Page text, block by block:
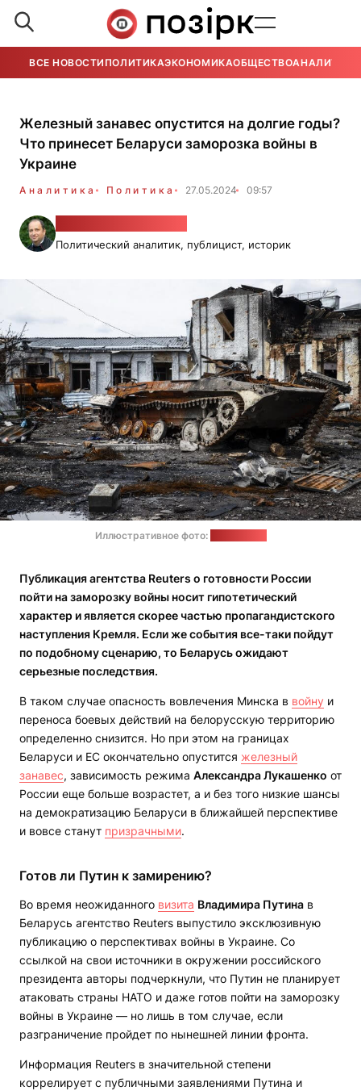
ВСЕ НОВОСТИ ПОЛИТИКАЭКОНОМИКАОБЩЕСТВОАНАЛИТИКА
Железный занавес опустится на долгие годы?
Что принесет Беларуси заморозка войны в
Украине
Аналитика Политика 27.05.2024 09:57
Политический аналитик, публицист, историк
Иллюстративное фото:
Публикация агентства Reuters о готовности России
пойти на заморозку войны носит гипотетический
характер и является скорее частью пропагандистского
наступления Кремля. Если же события все-таки пойдут
по подобному сценарию, то Беларусь ожидают
серьезные последствия.
В таком случае опасность вовлечения Минска в войну и
переноса боевых действий на белорусскую территорию
определенно снизится. Но при этом на границах
Беларуси и ЕС окончательно опустится железный
занавес, зависимость режима Александра Лукашенко от
России еще больше возрастет, а и без того низкие шансы
на демократизацию Беларуси в ближайшей перспективе
и вовсе станут призрачными.
Готов ли Путин к замирению?
Во время неожиданного визита Владимира Путина в
Беларусь агентство Reuters выпустило эксклюзивную
публикацию о перспективах войны в Украине. Со
ссылкой на свои источники в окружении российского
президента авторы подчеркнули, что Путин не планирует
атаковать страны НАТО и даже готов пойти на заморозку
войны в Украине — но лишь в том случае, если
разграничение пройдет по нынешней линии фронта.
Информация Reuters в значительной степени
коррелирует с публичными заявлениями Путина и